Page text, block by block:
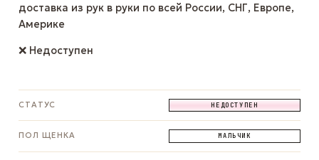
доставка из рук в руки по всей России, СНГ, Европе,
Америке
❌ Недоступен
СТАТУС НЕДОСТУПЕН
ПОЛ ЩЕНКА МАЛЬЧИК